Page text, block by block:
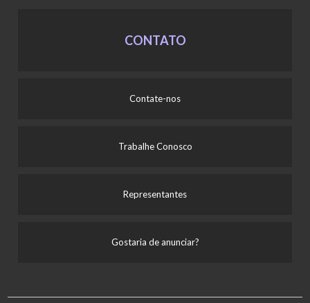
CONTATO
Contate-nos
Trabalhe Conosco
Representantes
Gostaria de anunciar?